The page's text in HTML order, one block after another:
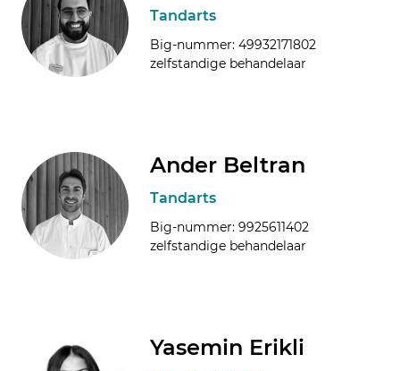
Tandarts
Big-nummer: 49932171802
zelfstandige behandelaar
Ander Beltran
Tandarts
Big-nummer: 9925611402
zelfstandige behandelaar
Yasemin Erikli